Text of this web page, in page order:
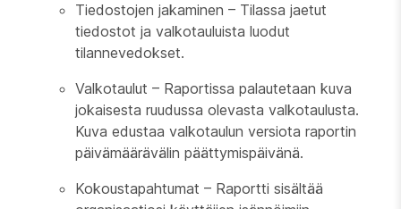
Tiedostojen jakaminen – Tilassa jaetut
tiedostot ja valkotauluista luodut
tilannevedokset.
Valkotaulut – Raportissa palautetaan kuva
jokaisesta ruudussa olevasta valkotaulusta.
Kuva edustaa valkotaulun versiota raportin
päivämäärävälin päättymispäivänä.
Kokoustapahtumat – Raportti sisältää